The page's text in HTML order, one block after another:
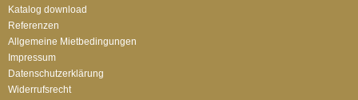
Katalog download
Referenzen
Allgemeine Mietbedingungen
Impressum
Datenschutzerklärung
Widerrufsrecht